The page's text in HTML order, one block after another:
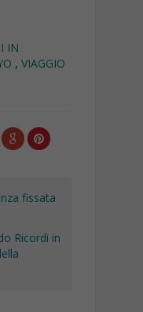
e
dI c
IN
, VIAGGIO
fissata
Ricordi in